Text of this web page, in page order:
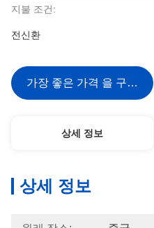
지불 조건:
전신환
가장 좋은 가격 을 구하라
상세 정보
상세 정보